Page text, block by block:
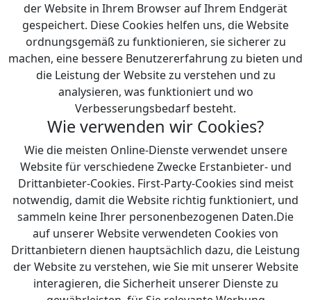
der Website in Ihrem Browser auf Ihrem Endgerät
gespeichert. Diese Cookies helfen uns, die Website
ordnungsgemäß zu funktionieren, sie sicherer zu
machen, eine bessere Benutzererfahrung zu bieten und
die Leistung der Website zu verstehen und zu
analysieren, was funktioniert und wo
Verbesserungsbedarf besteht.
Wie verwenden wir Cookies?
Wie die meisten Online-Dienste verwendet unsere
Website für verschiedene Zwecke Erstanbieter- und
Drittanbieter-Cookies. First-Party-Cookies sind meist
notwendig, damit die Website richtig funktioniert, und
sammeln keine Ihrer personenbezogenen Daten.Die
auf unserer Website verwendeten Cookies von
Drittanbietern dienen hauptsächlich dazu, die Leistung
der Website zu verstehen, wie Sie mit unserer Website
interagieren, die Sicherheit unserer Dienste zu